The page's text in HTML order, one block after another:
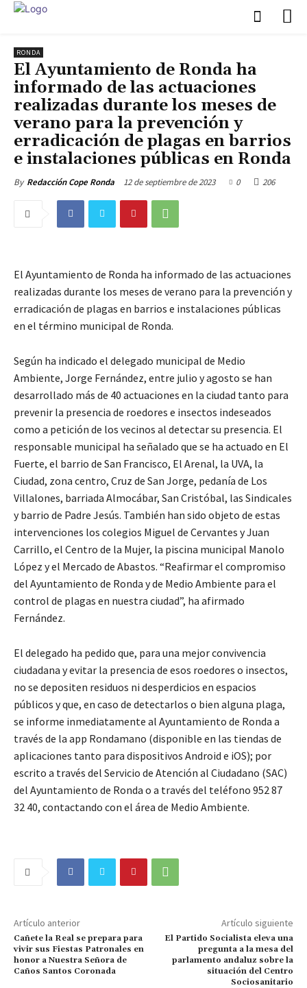
RONDA
El Ayuntamiento de Ronda ha
informado de las actuaciones
realizadas durante los meses de
verano para la prevención y
erradicación de plagas en barrios
e instalaciones públicas en Ronda
By Redacción Cope Ronda 12 de septiembre de 2023 0 206
El Ayuntamiento de Ronda ha informado de las actuaciones
realizadas durante los meses de verano para la prevención y
erradicación de plagas en barrios e instalaciones públicas
en el término municipal de Ronda.
Según ha indicado el delegado municipal de Medio
Ambiente, Jorge Fernández, entre julio y agosto se han
desarrollado más de 40 actuaciones en la ciudad tanto para
prevenir la presencia de roedores e insectos indeseados
como a petición de los vecinos al detectar su presencia. El
responsable municipal ha señalado que se ha actuado en El
Fuerte, el barrio de San Francisco, El Arenal, la UVA, la
Ciudad, zona centro, Cruz de San Jorge, pedanía de Los
Villalones, barriada Almocábar, San Cristóbal, las Sindicales
y barrio de Padre Jesús. También han sido objeto de estas
intervenciones los colegios Miguel de Cervantes y Juan
Carrillo, el Centro de la Mujer, la piscina municipal Manolo
López y el Mercado de Abastos. “Reafirmar el compromiso
del Ayuntamiento de Ronda y de Medio Ambiente para el
control de plagas en nuestra ciudad”, ha afirmado
Fernández.
El delegado ha pedido que, para una mejor convivencia
ciudadana y evitar la presencia de esos roedores o insectos,
no se depositen residuos ni desperdicios en espacios
públicos y que, en caso de detectarlos o bien alguna plaga,
se informe inmediatamente al Ayuntamiento de Ronda a
través de la app Rondamano (disponible en las tiendas de
aplicaciones tanto para dispositivos Android e iOS); por
escrito a través del Servicio de Atención al Ciudadano (SAC)
del Ayuntamiento de Ronda o a través del teléfono 952 87
32 40, contactando con el área de Medio Ambiente.
Artículo anterior
Cañete la Real se prepara para
vivir sus Fiestas Patronales en
honor a Nuestra Señora de
Caños Santos Coronada
Artículo siguiente
El Partido Socialista eleva una
pregunta a la mesa del
parlamento andaluz sobre la
situación del Centro
Sociosanitario